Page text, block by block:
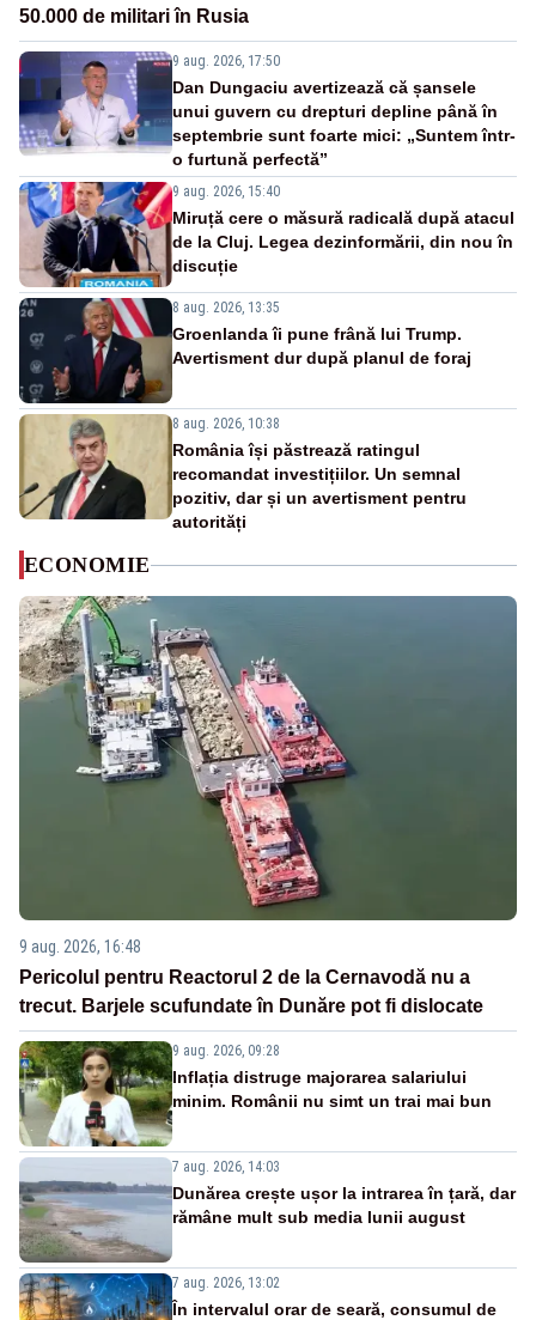
50.000 de militari în Rusia
9 aug. 2026, 17:50
Dan Dungaciu avertizează că șansele
unui guvern cu drepturi depline până în
septembrie sunt foarte mici: „Suntem într-
o furtună perfectă”
9 aug. 2026, 15:40
Miruță cere o măsură radicală după atacul
de la Cluj. Legea dezinformării, din nou în
discuție
8 aug. 2026, 13:35
Groenlanda îi pune frână lui Trump.
Avertisment dur după planul de foraj
8 aug. 2026, 10:38
România își păstrează ratingul
recomandat investițiilor. Un semnal
pozitiv, dar și un avertisment pentru
autorități
ECONOMIE
9 aug. 2026, 16:48
Pericolul pentru Reactorul 2 de la Cernavodă nu a
trecut. Barjele scufundate în Dunăre pot fi dislocate
9 aug. 2026, 09:28
Inflația distruge majorarea salariului
minim. Românii nu simt un trai mai bun
7 aug. 2026, 14:03
Dunărea crește ușor la intrarea în țară, dar
rămâne mult sub media lunii august
7 aug. 2026, 13:02
În intervalul orar de seară, consumul de